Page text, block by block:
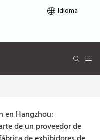
Idioma
en Hangzhou:
de un proveedor de